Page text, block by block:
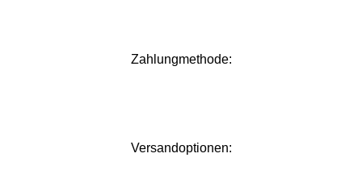
Zahlungmethode:
Versandoptionen: